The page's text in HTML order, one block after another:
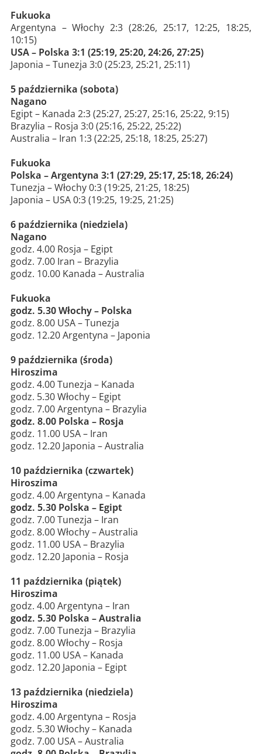
Fukuoka
Argentyna – Włochy 2:3 (28:26, 25:17, 12:25, 18:25,
10:15)
USA – Polska 3:1 (25:19, 25:20, 24:26, 27:25)
Japonia – Tunezja 3:0 (25:23, 25:21, 25:11)
5 października (sobota)
Nagano
Egipt – Kanada 2:3 (25:27, 25:27, 25:16, 25:22, 9:15)
Brazylia – Rosja 3:0 (25:16, 25:22, 25:22)
Australia – Iran 1:3 (22:25, 25:18, 18:25, 25:27)
Fukuoka
Polska – Argentyna 3:1 (27:29, 25:17, 25:18, 26:24)
Tunezja – Włochy 0:3 (19:25, 21:25, 18:25)
Japonia – USA 0:3 (19:25, 19:25, 21:25)
6 października (niedziela)
Nagano
godz. 4.00 Rosja – Egipt
godz. 7.00 Iran – Brazylia
godz. 10.00 Kanada – Australia
Fukuoka
godz. 5.30 Włochy – Polska
godz. 8.00 USA – Tunezja
godz. 12.20 Argentyna – Japonia
9 października (środa)
Hiroszima
godz. 4.00 Tunezja – Kanada
godz. 5.30 Włochy – Egipt
godz. 7.00 Argentyna – Brazylia
godz. 8.00 Polska – Rosja
godz. 11.00 USA – Iran
godz. 12.20 Japonia – Australia
10 października (czwartek)
Hiroszima
godz. 4.00 Argentyna – Kanada
godz. 5.30 Polska – Egipt
godz. 7.00 Tunezja – Iran
godz. 8.00 Włochy – Australia
godz. 11.00 USA – Brazylia
godz. 12.20 Japonia – Rosja
11 października (piątek)
Hiroszima
godz. 4.00 Argentyna – Iran
godz. 5.30 Polska – Australia
godz. 7.00 Tunezja – Brazylia
godz. 8.00 Włochy – Rosja
godz. 11.00 USA – Kanada
godz. 12.20 Japonia – Egipt
13 października (niedziela)
Hiroszima
godz. 4.00 Argentyna – Rosja
godz. 5.30 Włochy – Kanada
godz. 7.00 USA – Australia